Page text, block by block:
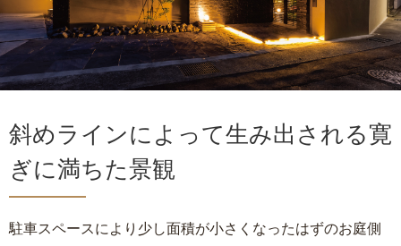
斜めラインによって生み出される寛
ぎに満ちた景観
駐車スペースにより少し面積が小さくなったはずのお庭側